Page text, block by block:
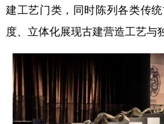
新疆 内蒙古 黑
多语种频道
English Español
Русский язык
建工艺门类，同时陈列各类传
度、立体化展现古建营造工艺与